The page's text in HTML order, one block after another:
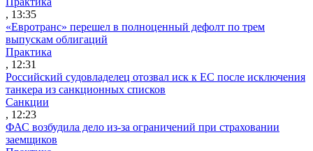
, 13:35
«Евротранс» перешел в полноценный дефолт по трем
выпускам облигаций
Практика
, 12:31
Российский судовладелец отозвал иск к ЕС после исключения
танкера из санкционных списков
Санкции
, 12:23
ФАС возбудила дело из-за ограничений при страховании
заемщиков